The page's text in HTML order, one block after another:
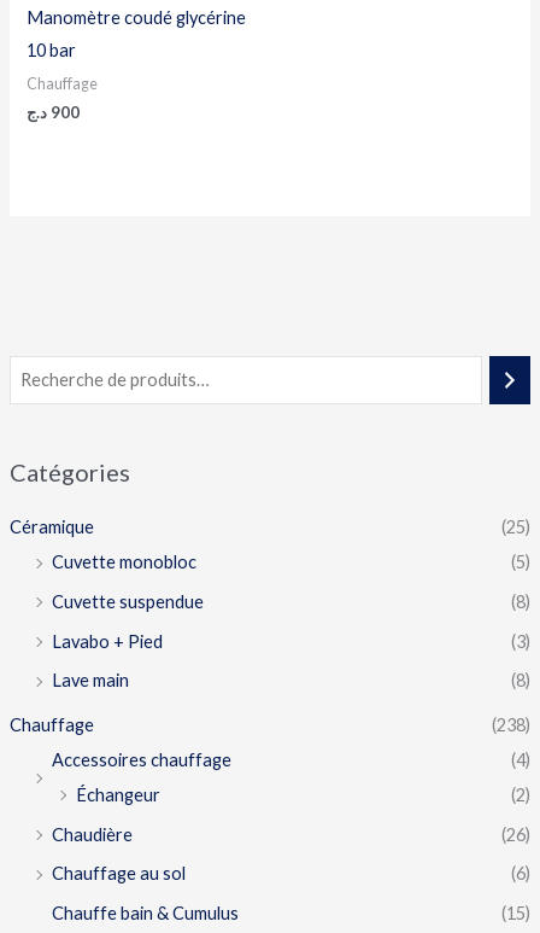
Catégories
Céramique
(25)
Cuvette monobloc
(5)
Cuvette suspendue
(8)
Lavabo + Pied
(3)
Lave main
(8)
Chauffage
(238)
Accessoires chauffage
(4)
Échangeur
(2)
Chaudière
(26)
Chauffage au sol
(6)
Chauffe bain & Cumulus
(15)
Manomètre coudé glycérine
10 bar
Chauffage
900 د.ج